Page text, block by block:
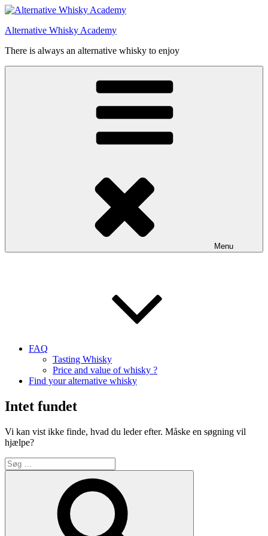
Videre
indhold
Alternative Whisky Academy
There is always an alternative whisky to enjoy
Menu
FAQ
Tasting Whisky
Price and value of whisky ?
Find your alternative whisky
Intet fundet
Vi kan vist ikke finde, hvad du leder efter. Måske en søgning vil
hjælpe?
Søg
efter: